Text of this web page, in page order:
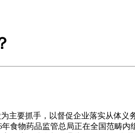
要抓手，以督促企业落实从体义
食物药品监管总局正在全国范畴